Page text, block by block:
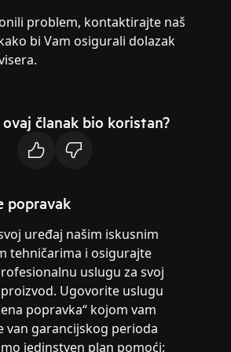
problem, kontaktirajte naš
bi Vam osigurali dolazak
članak bio koristan?
popravak
uređaj našim iskusnim
tehničarima i osigurajte
uslugu za svoj
proizvod. Ugovorite uslugu
popravka“ kojom vam
van garancijskog perioda
jedinstven plan pomoći: